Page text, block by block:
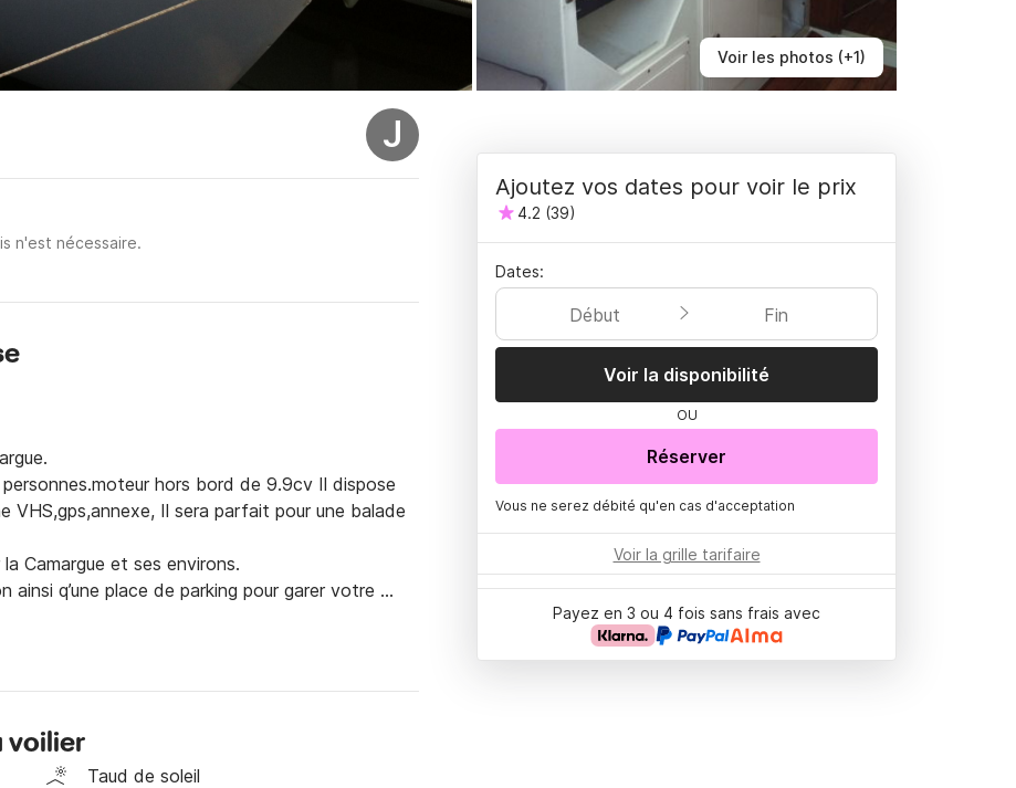
Voir les photos (+1)
J
n'est nécessaire.
hors bord de 9.9cv Il dispose
VHS,gps,annexe, Il sera parfait pour une balade
Camargue et ses environs.
q’une place de parking pour garer votre
voilier
Taud de soleil
Ajoutez vos dates pour voir le prix
4.2 (39)
Dates:
Début Fin
Voir la disponibilité
OU
Réserver
Vous ne serez débité qu'en cas d'acceptation
Voir la grille tarifaire
Payez en 3 ou 4 fois sans frais avec